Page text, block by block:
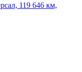
119 646 км,